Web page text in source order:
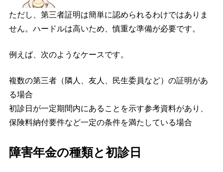
ただし、第三者証明は簡単に認められるわけではありま
せん。ハードルは高いため、慎重な準備が必要です。
例えば、次のようなケースです。
複数の第三者（隣人、友人、民生委員など）の証明があ
る場合
初診日が一定期間内にあることを示す参考資料があり、
保険料納付要件など一定の条件を満たしている場合
障害年金の種類と初診日